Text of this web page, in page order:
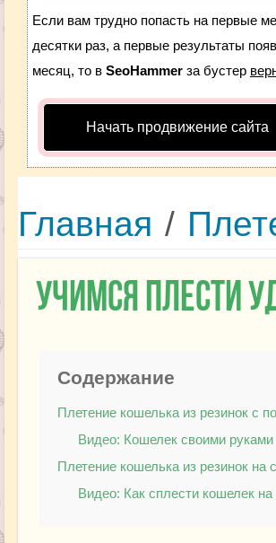
Если вам трудно попасть на первые
десятки раз, а первые результаты
месяц, то в SeoHammerза бустер
Начать продвижение сайта
Главная /
Учимся плести
Содержание
Плетение кошелька из резинок с
Видео: Кошелек своими руками
Плетение кошелька из резинок на
Видео: Как сплести кошелек на